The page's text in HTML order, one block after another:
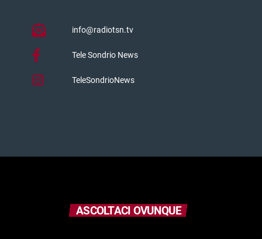
info@radiotsn.tv
Tele Sondrio News
TeleSondrioNews
ASCOLTACI OVUNQUE